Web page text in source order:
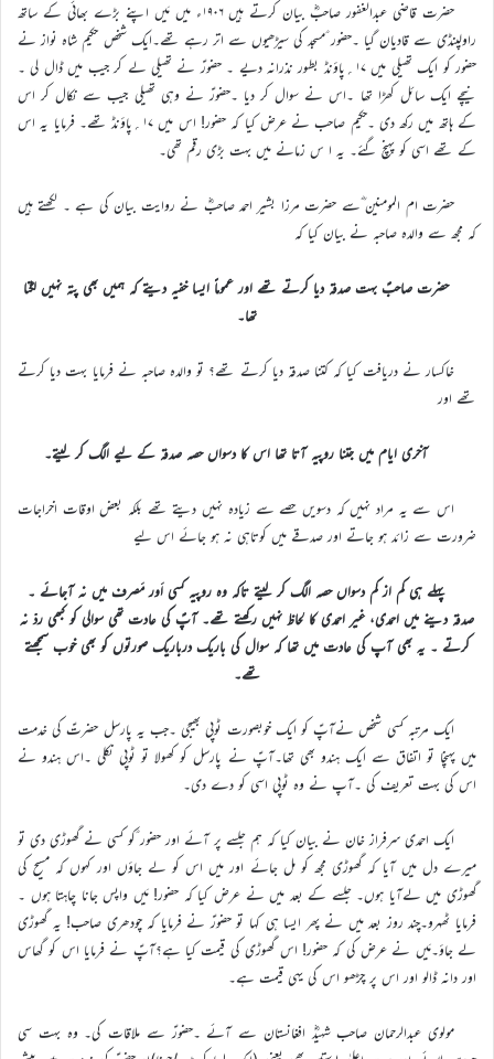
حضرت قاضی عبدالغفور صاحبؓ بیان کرتے ہیں ۱۹۰۶ء میں مَیں اپنے بڑے بھائی کے ساتھ
راولپنڈی سے قادیان گیا ۔حضور ؑمسجد کی سیڑھیوں سے اتر رہے تھے۔ایک شخص حکیم شاہ نواز نے
حضور کو ایک تھیلی میں ۱۷؍پاؤنڈ بطور نذرانہ دیے ۔ حضورؑ نے تھیلی لے کر جیب میں ڈال لی ۔
نیچے ایک سائل کھڑا تھا ۔اس نے سوال کر دیا ۔حضورؑ نے وہی تھیلی جیب سے نکال کر اس
کے ہاتھ میں رکھ دی ۔حکیم صاحب نے عرض کیا کہ حضور! اس میں ۱۷؍پاؤنڈ تھے۔ فرمایا یہ اس
کے تھے اسی کو پہنچ گئے۔ یہ ا س زمانے میں بہت بڑی رقم تھی۔
حضرت ام المومنین ؓسے حضرت مرزا بشیر احمد صاحبؓ نے روایت بیان کی ہے ۔ لکھتے ہیں
کہ مجھ سے والدہ صاحبہ نے بیان کیا کہ
حضرت صاحبؑ بہت صدقہ دیا کرتے تھے اور عموماً ایسا خفیہ دیتے کہ ہمیں بھی پتہ نہیں لگتا
تھا۔
خاکسار نے دریافت کیا کہ کتنا صدقہ دیا کرتے تھے؟ تو والدہ صاحبہ نے فرمایا بہت دیا کرتے
تھے اور
آخری ایام میں جتنا روپیہ آتا تھا اس کا دسواں حصہ صدقہ کے لیے الگ کر لیتے۔
اس سے یہ مراد نہیں کہ دسویں حصے سے زیادہ نہیں دیتے تھے بلکہ بعض اوقات اخراجات
ضرورت سے زائد ہو جاتے اور صدقے میں کوتاہی نہ ہو جائے اس لیے
پہلے ہی کم از کم دسواں حصہ الگ کر لیتے تاکہ وہ روپیہ کسی اَور مَصرف میں نہ آجائے ۔
صدقہ دینے میں احمدی، غیر احمدی کا لحاظ نہیں رکھتے تھے۔ آپؑ کی عادت تھی سوالی کو کبھی ردّ نہ
کرتے ۔ یہ بھی آپ کی عادت میں تھا کہ سوال کی باریک درباریک صورتوں کو بھی خوب سمجھتے
تھے۔
ایک مرتبہ کسی شخص نےآپؑ کو ایک خوبصورت ٹوپی بھیجی ۔جب یہ پارسل حضرتؑ کی خدمت
میں پہنچا تو اتفاق سے ایک ہندو بھی تھا۔آپؑ نے پارسل کو کھولا تو ٹوپی نکلی ۔اس ہندو نے
اس کی بہت تعریف کی ۔آپ نے وہ ٹوپی اسی کو دے دی۔
ایک احمدی سرفراز خان نے بیان کیا کہ ہم جلسے پر آئے اور حضور ؑکو کسی نے گھوڑی دی تو
میرے دل میں آیا کہ گھوڑی مجھ کو مل جائے اور میں اس کو لے جاؤں اور کہوں کہ مسیح کی
گھوڑی میں لےآیا ہوں۔ جلسے کے بعد میں نے عرض کیا کہ حضور! مَیں واپس جانا چاہتا ہوں ۔
فرمایا ٹھہرو۔چند روز بعد میں نے پھر ایسا ہی کہا تو حضورؑ نے فرمایا کہ چودھری صاحب! یہ گھوڑی
لے جاؤ۔مَیں نے عرض کی کہ حضور! اس گھوڑی کی قیمت کیا ہے؟آپؑ نے فرمایا اس کو گھاس
اور دانہ ڈالو اور اس پر چڑھو اس کی یہی قیمت ہے۔
مولوی عبدالرحمان صاحب شہیدؓ افغانستان سے آئے ۔حضورؑ سے ملاقات کی۔ وہ بہت سی